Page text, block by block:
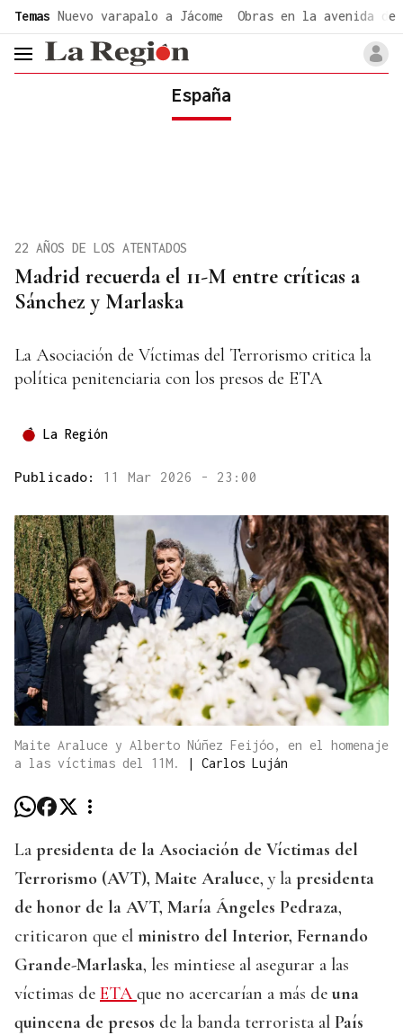
Temas Nuevo varapalo a Jácome Obras en la avenida de
header.menu.open
España
Madrid recuerda el 11-M entre críticas a
Sánchez y Marlaska
22 AÑOS DE LOS ATENTADOS
La Asociación de Víctimas del Terrorismo critica la
política penitenciaria con los presos de ETA
La Región
Publicado: 11 Mar 2026 - 23:00
Maite Araluce y Alberto Núñez Feijóo, en el homenaje
a las víctimas del 11M.
| Carlos Luján
La presidenta de la Asociación de Víctimas del
Terrorismo (AVT), Maite Araluce, y la presidenta
de honor de la AVT, María Ángeles Pedraza,
criticaron que el ministro del Interior, Fernando
Grande-Marlaska, les mintiese al asegurar a las
víctimas de ETA que no acercarían a más de una
quincena de presos de la banda terrorista al País